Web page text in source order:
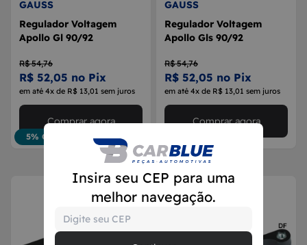
Insira seu CEP para uma
melhor navegação.
GAUSS
Regulador Voltagem
Apollo Gl 90/92
R$ 54,76
R$ 52,05 no Pix
em até 4x de R$ 13,01 sem juros
5% OFF
Comprar agora
GAUSS
Regulador Voltagem
Apollo Gls 90/92
R$ 54,76
R$ 52,05 no Pix
em até 4x de R$ 13,01 sem juros
Comprar agora